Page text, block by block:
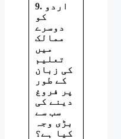
9. اردو
کو
دوسرے
ممالک
میں
تعلیم
کی زبان
کے طور
پر فروغ
دینے کی
سب سے
بڑی وجہ
کیا ہے؟